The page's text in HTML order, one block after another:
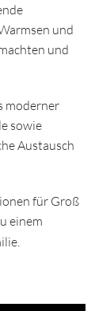
und
und
moderner
sowie
Austausch
für Groß
einem